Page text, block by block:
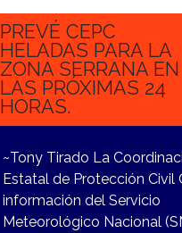
PREVÉ CEPC
HELADAS PARA LA
ZONA SERRANA EN
LAS PRÓXIMAS 24
HORAS.
~Tony Tirado La
Estatal de Protección Civil
información del Servicio
Meteorológico Nacional